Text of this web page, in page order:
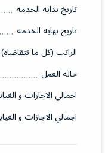
تاريخ بدايه الخدمه
تاريخ نهايه الخدمه
الراتب (كل ما تتقاضاه)
حاله العمل
اجمالي الاجازات و
اجمالي الاجازات و